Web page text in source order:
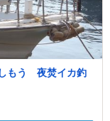
しもう 夜焚イカ釣